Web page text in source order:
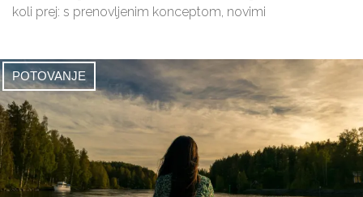
koli prej: s prenovljenim konceptom, novimi
POTOVANJE